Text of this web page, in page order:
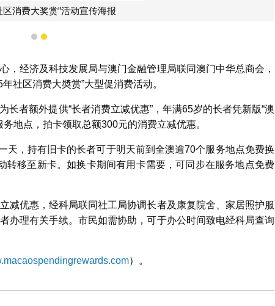
区消费大奖赏”活动宣传海报
1 2
，经济及科技发展局与澳门金融管理局联同澳门中华总商会，
社区消费大奬赏”大型促消费活动。
长者额外提供“长者消费立减优惠”，年满65岁的长者凭新版“澳
地点，拍卡领取总额300元的消费立减优惠。
天，持有旧卡的长者可于明天前到全澳逾70个服务地点免费换
转移至新卡。如换卡期间有用卡需要，可同步在服务地点免费
减优惠，经科局联同社工局协调长者及康复院舍、家居照护服
办理有关手续。市民如需协助，可于办公时间致电经科局查询
）。